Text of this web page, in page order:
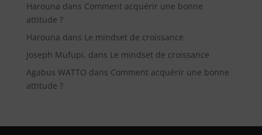
Harouna dans Comment acquérir une bonne
attitude ?
Harouna dans Le mindset de croissance
Joseph Mufupi. dans Le mindset de croissance
Agabus WATTO dans Comment acquérir une bonne
attitude ?